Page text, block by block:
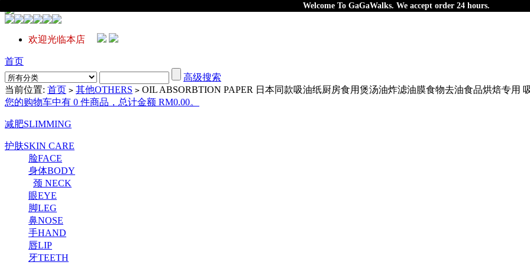
Welcome To GaGaWalks. We accept order 24 hours.
欢迎光临本店
首页
高级搜索
当前位置: 首页 > 其他OTHERS > OIL ABSORBTION PAPER 日本同款吸油纸厨房食用煲汤油炸滤油膜食物去油食品烘焙专用
您的购物车中有 0 件商品，总计金额 RM0.00。
减肥SLIMMING
护肤SKIN CARE
脸FACE
身体BODY
颈 NECK
眼EYE
脚LEG
鼻NOSE
手HAND
唇LIP
牙TEETH